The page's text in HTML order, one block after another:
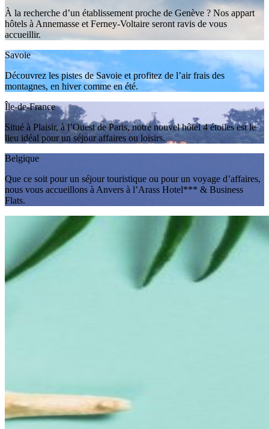
À la recherche d’un établissement proche de Genève ? Nos appart
hôtels à Annemasse et Ferney-Voltaire seront ravis de vous
accueillir.
Savoie
Découvrez les pistes de Savoie et profitez de l’air frais des
montagnes, en hiver comme en été.
Île-de-France
Situé à Plaisir, à l’Ouest de Paris, notre nouvel hôtel 4 étoiles est le
lieu idéal pour un séjour affaires ou loisirs.
Belgique
Que ce soit pour un séjour touristique ou pour un voyage d’affaires,
nous vous accueillons à Anvers à l’Arass Hotel*** & Business
Flats.